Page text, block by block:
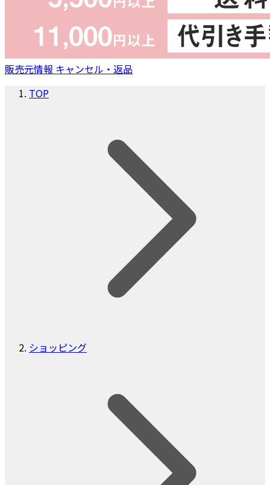
販売元情報 キャンセル・返品
TOP
ショッピング